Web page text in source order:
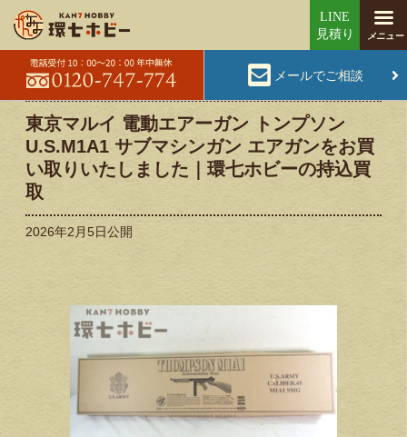
メールでご相談
東京マルイ 電動エアーガン トンプソン
U.S.M1A1 サブマシンガン エアガンをお買
い取りいたしました｜環七ホビーの持込買
取
2026年2月5日公開